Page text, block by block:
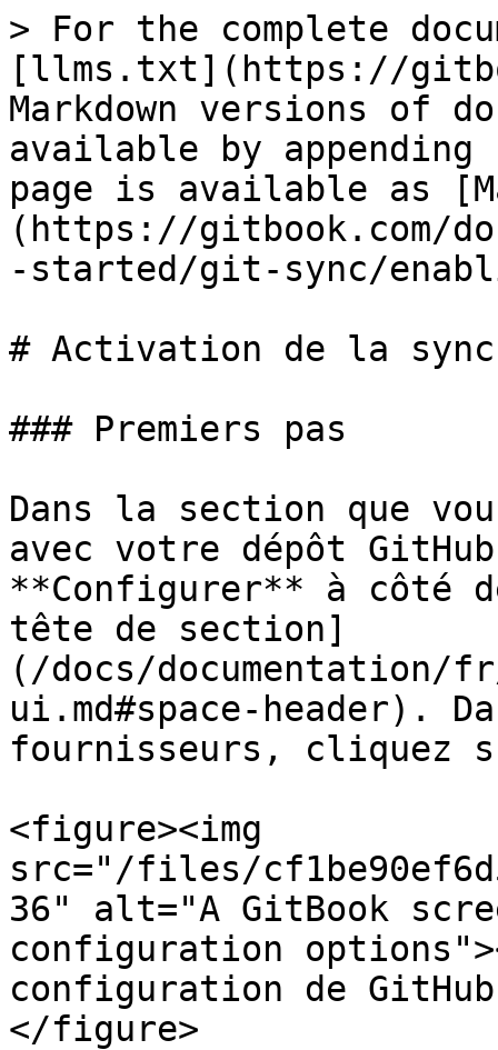
> For the complete
[llms.txt](https://
Markdown versions of
available by
page is available as
(https://gitbook.com/
-started/git-sync/
# Activation de la
### Premiers pas
Dans la section que
avec votre dépôt
**Configurer** à côté
tête de section]
(/docs/documentation/
ui.md#space-header).
fournisseurs, cliquez
<figure><img
src="/files/
36" alt="A GitBook
configuration
configuration de
</figure>